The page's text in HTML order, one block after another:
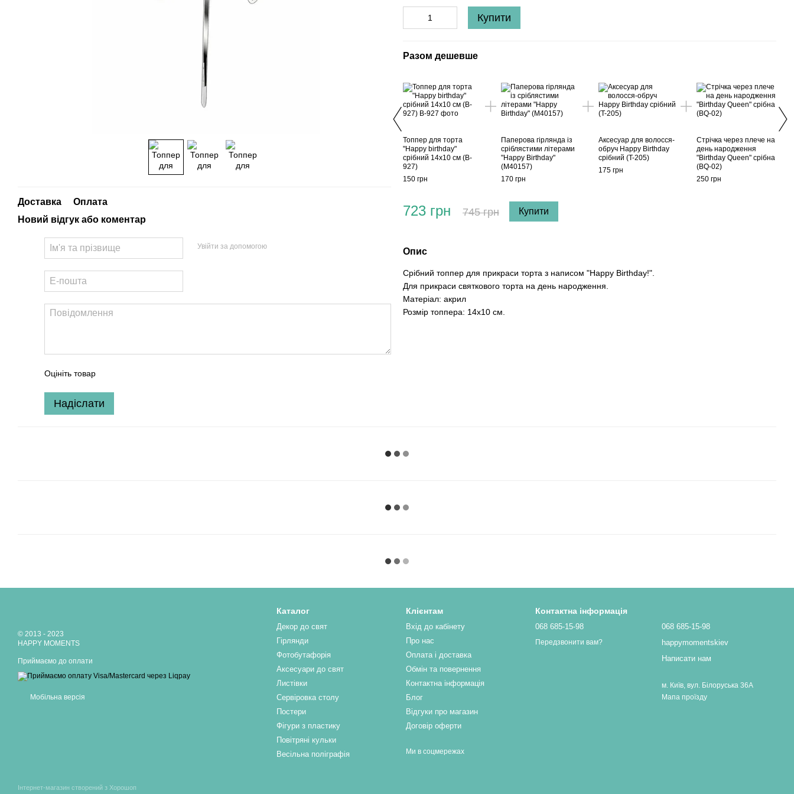
Доставка
Оплата
Новий відгук або коментар
Увійти за допомогою
Оцініть товар
Надіслати
Купити
Разом дешевше
Топпер для торта
"Happy birthday"
срібний 14х10 см (B-
927)
150 грн
Паперова гірлянда із
сріблястими літерами
"Happy Birthday"
(M40157)
170 грн
Аксесуар для волосся-
обруч Happy Birthday
срібний (T-205)
175 грн
Стрічка через плече на
день народження
"Birthday Queen" срібна
(BQ-02)
250 грн
723 грн 745 грн Купити
Опис
Срібний топпер для прикраси торта з написом "Happy Birthday!".
Для прикраси святкового торта на день народження.
Матеріал: акрил
Розмір топпера: 14х10 см.
© 2013 - 2023
HAPPY MOMENTS
Приймаємо до оплати
Мобільна версія
Інтернет-магазин створений з Хорошоп
Каталог
Декор до свят
Гірлянди
Фотобутафорія
Аксесуари до свят
Листівки
Сервіровка столу
Постери
Фігури з пластику
Повітряні кульки
Весільна поліграфія
Клієнтам
Вхід до кабінету
Про нас
Оплата і доставка
Обмін та повернення
Контактна інформація
Блог
Відгуки про магазин
Договір оферти
Ми в соцмережах
Контактна інформація
068 685-15-98
Передзвонити вам?
068 685-15-98
happymomentskiev
Написати нам
м. Київ, вул. Білоруська 36А
Мапа проїзду